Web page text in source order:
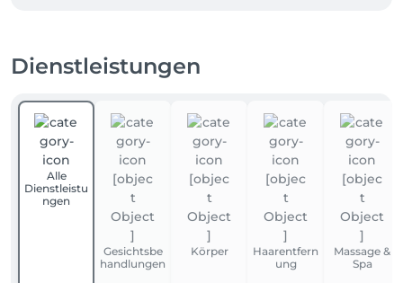
Passionnée par les pierres semi-précieuses, j’intègre
l’énergie et favoriser l’équilibre intérieur. Mon
objectif est de vous offrir un moment de détente
profonde et de régénération, dans un cadre apaisant
et bienveillant.
Découvrez mes prestations et offrez-vous une
parenthèse de bien-être chez Statera.
Dienstleistungen
Alle
Dienstleistu
ngen
Gesichtsbe
handlungen
Körper
Haarentfern
ung
Massage &
Spa